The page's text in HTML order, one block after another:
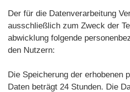
Der für die Datenverarbeitung
ausschließlich zum Zweck der
abwicklung folgende
den Nutzern:
Die Speicherung der erhobenen
Daten beträgt 24 Stunden. Die